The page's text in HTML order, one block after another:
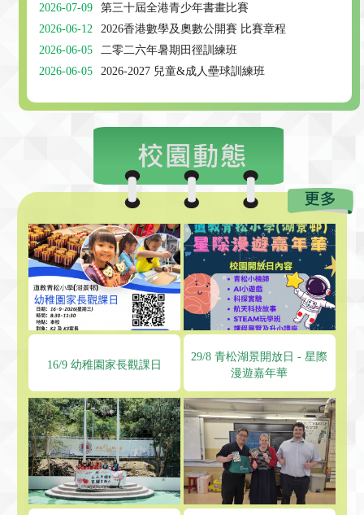
2026-07-09
第三十屆全港青少年書畫比賽
2026-06-12
2026香港數學及奧數公開賽 比賽章程
2026-06-05
⼆零⼆六年暑期⽥徑訓練班
2026-06-05
2026-2027 兒童&成人壘球訓練班
16/9 幼稚園家長觀課日
29/8 青松湖景開放日 - 星際
漫遊嘉年華